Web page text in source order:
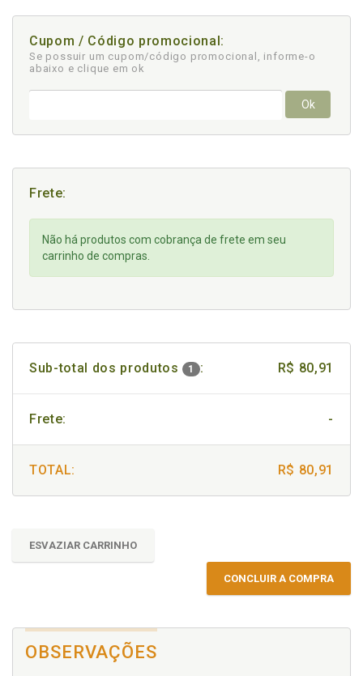
Cupom / Código promocional:
Se possuir um cupom/código promocional, informe-o
abaixo e clique em ok
Ok
Frete:
Não há produtos com cobrança de frete em seu
carrinho de compras.
Sub-total dos produtos 1 : R$ 80,91
Frete: -
TOTAL: R$ 80,91
ESVAZIAR CARRINHO
CONCLUIR A COMPRA
OBSERVAÇÕES